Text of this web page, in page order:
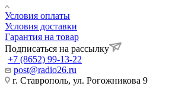
Условия оплаты
Условия доставки
Гарантия на товар
Подписаться на рассылку
+7 (8652) 99-13-22
post@radio26.ru
г. Ставрополь, ул. Рогожникова 9